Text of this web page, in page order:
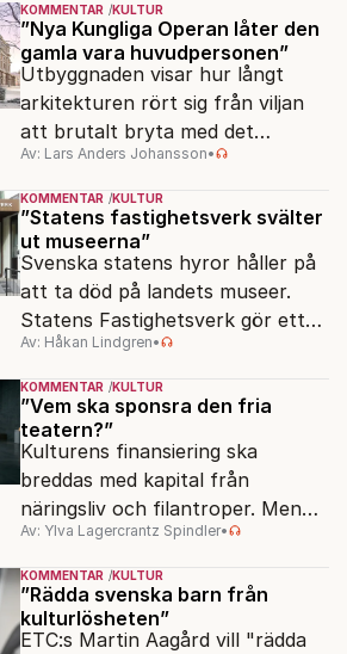
KOMMENTAR KULTUR
”Nya Kungliga Operan låter den
gamla vara huvudpersonen”
Utbyggnaden visar hur långt
arkitekturen rört sig från viljan
att brutalt bryta med det
förflutna. Men varför är man så
rädd för detaljer?
Av: Lars Anders Johansson•
KOMMENTAR KULTUR
”Statens fastighetsverk svälter
ut museerna”
Svenska statens hyror håller på
att ta död på landets museer.
Statens Fastighetsverk gör ett
överskott på 800 miljoner kronor
samtidigt som samlingarna hotas.
Av: Håkan Lindgren•
KOMMENTAR KULTUR
”Vem ska sponsra den fria
teatern?”
Kulturens finansiering ska
breddas med kapital från
näringsliv och filantroper. Men
frågan är, vilken kultur?
Av: Ylva Lagercrantz Spindler•
KOMMENTAR KULTUR
”Rädda svenska barn från
kulturlösheten”
ETC:s Martin Aagård vill "rädda